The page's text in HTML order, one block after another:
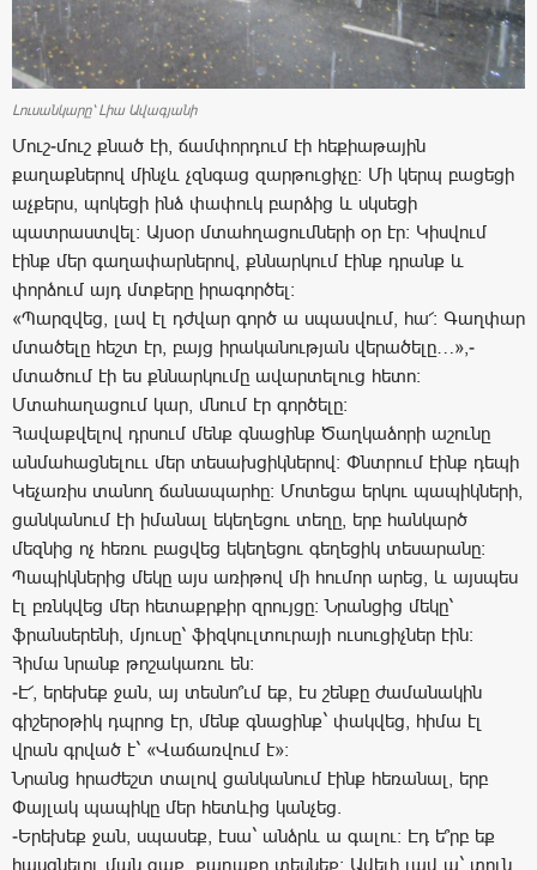
Լուսանկարը՝ Լիա Ավագյանի
Մուշ-մուշ քնած էի, ճամփորդում էի հեքիաթային
քաղաքներով մինչև չզնգաց զարթուցիչը: Մի կերպ բացեցի
աչքերս, պոկեցի ինձ փափուկ բարձից և սկսեցի
պատրաստվել: Այսօր մտահղացումների օր էր: Կիսվում
էինք մեր գաղափարներով, քննարկում էինք դրանք և
փորձում այդ մտքերը իրագործել:
«Պարզվեց, լավ էլ դժվար գործ ա սպասվում, հա՜: Գաղփար
մտածելը հեշտ էր, բայց իրականության վերածելը…»,-
մտածում էի ես քննարկումը ավարտելուց հետո:
Մտահաղացում կար, մնում էր գործելը:
Հավաքվելով դրսում մենք գնացինք Ծաղկաձորի աշունը
անմահացնելոււ մեր տեսախցիկներով: Փնտրում էինք դեպի
Կեչառիս տանող ճանապարհը: Մոտեցա երկու պապիկների,
ցանկանում էի իմանալ եկեղեցու տեղը, երբ հանկարծ
մեզնից ոչ հեռու բացվեց եկեղեցու գեղեցիկ տեսարանը:
Պապիկներից մեկը այս առիթով մի հումոր արեց, և այսպես
էլ բռնկվեց մեր հետաքրքիր զրույցը: Նրանցից մեկը՝
ֆրանսերենի, մյուսը՝ ֆիզկուլտուրայի ուսուցիչներ էին:
Հիմա նրանք թոշակառու են:
-Է՜, երեխեք ջան, այ տեսնո՞ւմ եք, էս շենքը ժամանակին
գիշերօթիկ դպրոց էր, մենք գնացինք` փակվեց, հիմա էլ
վրան գրված է` «Վաճառվում է»:
Նրանց հրաժեշտ տալով ցանկանում էինք հեռանալ, երբ
Փայլակ պապիկը մեր հետևից կանչեց.
-Երեխեք ջան, սպասեք, էսա` անձրև ա գալու: Էդ ե՞րբ եք
հասցնելու ման գաք, քաղաքը տեսնեք: Ավելի լավ ա` տուն